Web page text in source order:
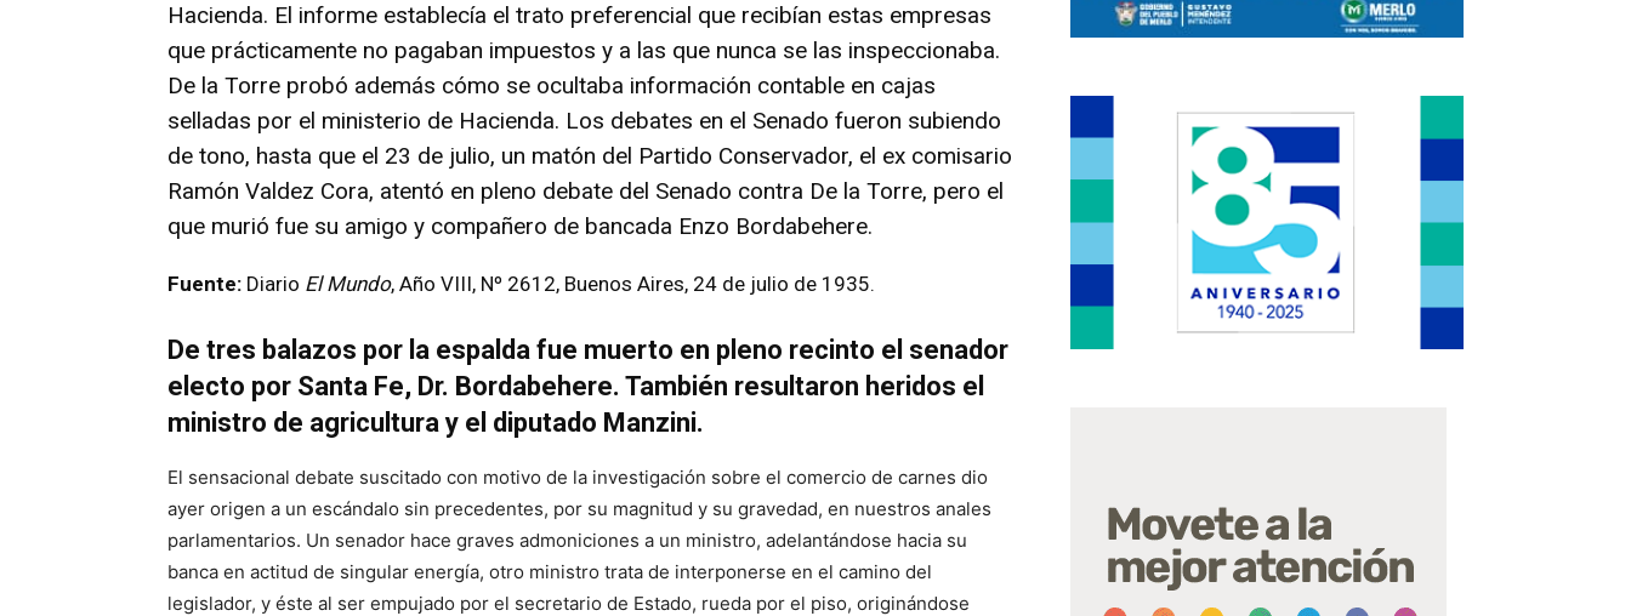
Hacienda. El informe establecía el trato preferencial que recibían estas empresas
que prácticamente no pagaban impuestos y a las que nunca se las inspeccionaba.
De la Torre probó además cómo se ocultaba información contable en cajas
selladas por el ministerio de Hacienda. Los debates en el Senado fueron subiendo
de tono, hasta que el 23 de julio, un matón del Partido Conservador, el ex comisario
Ramón Valdez Cora, atentó en pleno debate del Senado contra De la Torre, pero el
que murió fue su amigo y compañero de bancada Enzo Bordabehere.
Fuente: Diario El Mundo, Año VIII, Nº 2612, Buenos Aires, 24 de julio de 1935.
De tres balazos por la espalda fue muerto en pleno recinto el senador
electo por Santa Fe, Dr. Bordabehere. También resultaron heridos el
ministro de agricultura y el diputado Manzini.
El sensacional debate suscitado con motivo de la investigación sobre el comercio de carnes dio
ayer origen a un escándalo sin precedentes, por su magnitud y su gravedad, en nuestros anales
parlamentarios. Un senador hace graves admoniciones a un ministro, adelantándose hacia su
banca en actitud de singular energía, otro ministro trata de interponerse en el camino del
legislador, y éste al ser empujado por el secretario de Estado, rueda por el piso, originándose